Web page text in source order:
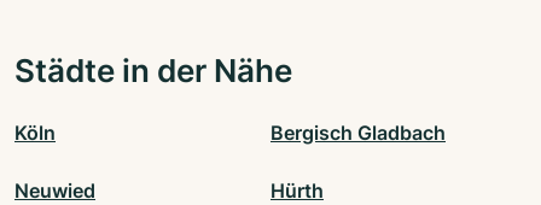
Städte in der Nähe
Köln Bergisch Gladbach
Neuwied Hürth